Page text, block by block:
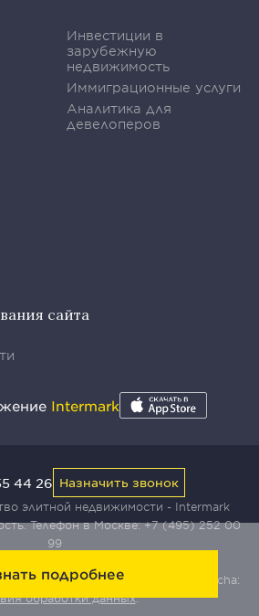
подробнее
Инвестиции в
зарубежную
недвижимость
Иммиграционные услуги
Аналитика для
девелоперов
сайта
Intermark
элитной недвижимости - Intermark
Телефон в Москве:+7 (495) 252 00
99
сервиса Yandex SmartCaptcha:
обработки данных.
44 26 Назначить звонок